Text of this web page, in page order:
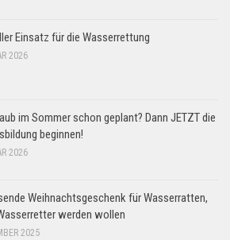
Einsatz für die Wasserrettung
2026
im Sommer schon geplant? Dann JETZT die
beginnen!
2026
Weihnachtsgeschenk für Wasserratten,
werden wollen
2025